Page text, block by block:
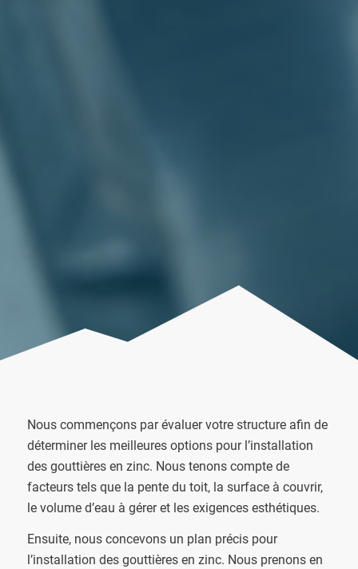
Nous commençons par évaluer votre structure afin de
déterminer les meilleures options pour l’installation
des gouttières en zinc. Nous tenons compte de
facteurs tels que la pente du toit, la surface à couvrir,
le volume d’eau à gérer et les exigences esthétiques.
Ensuite, nous concevons un plan précis pour
l’installation des gouttières en zinc. Nous prenons en